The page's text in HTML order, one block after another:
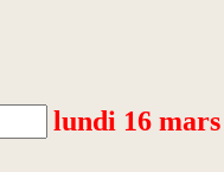
lundi 16 mars